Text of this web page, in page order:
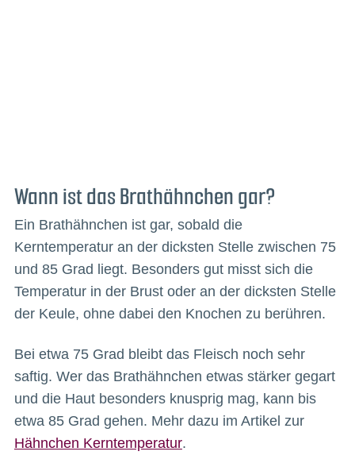
Wann ist das Brathähnchen gar?
Ein Brathähnchen ist gar, sobald die
Kerntemperatur an der dicksten Stelle zwischen 75
und 85 Grad liegt. Besonders gut misst sich die
Temperatur in der Brust oder an der dicksten Stelle
der Keule, ohne dabei den Knochen zu berühren.
Bei etwa 75 Grad bleibt das Fleisch noch sehr
saftig. Wer das Brathähnchen etwas stärker gegart
und die Haut besonders knusprig mag, kann bis
etwa 85 Grad gehen. Mehr dazu im Artikel zur
Hähnchen Kerntemperatur.